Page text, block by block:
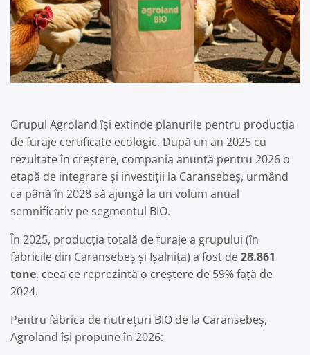
Grupul Agroland își extinde planurile pentru producția
de furaje certificate ecologic. După un an 2025 cu
rezultate în creștere, compania anunță pentru 2026 o
etapă de integrare și investiții la Caransebeș, urmând
ca până în 2028 să ajungă la un volum anual
semnificativ pe segmentul BIO.
În 2025, producția totală de furaje a grupului (în
fabricile din Caransebeș și Ișalnița) a fost de28.861
tone, ceea ce reprezintă o creștere de 59% față de
2024.
Pentru fabrica de nutrețuri BIO de la Caransebeș,
Agroland își propune în 2026: